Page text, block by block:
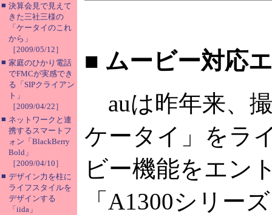
■ 決算会見で見えて
きた三社三様の
「ケータイのこれ
から」
［2009/05/12］
■ 家庭のひかり電話
でFMCが実感でき
る「SIPクライアン
ト」
［2009/04/22］
■ ネットワークと連
携するスマートフ
ォン「BlackBerry
Bold」
［2009/04/10］
■ デザイン力を柱に
ライフスタイルを
デザインする
「iida」
■ ムービー対応
auは昨年来、
ケータイ」をラ
ビー機能をエン
「A1300シリー